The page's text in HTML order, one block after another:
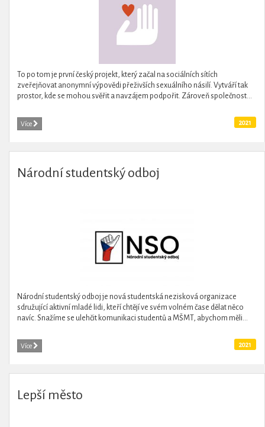
To po tom je první český projekt, který začal na sociálních sítích
zveřejňovat anonymní výpovědi přeživších sexuálního násilí. Vytváří tak
prostor, kde se mohou svěřit a navzájem podpořit. Zároveň společnost...
Více 2021
Národní studentský odboj
Národní studentský odboj je nová studentská nezisková organizace
sdružující aktivní mladé lidi, kteří chtějí ve svém volném čase dělat něco
navíc. Snažíme se ulehčit komunikaci studentů a MŠMT, abychom měli...
Více 2021
Lepší město